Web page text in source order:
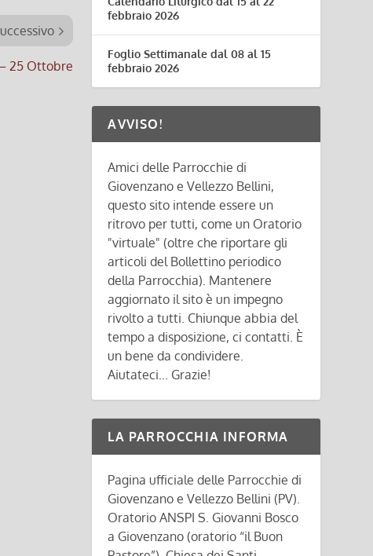
25 Ottobre
febbraio 2026
Foglio Settimanale dal 08 al 15
febbraio 2026
AVVISO!
Amici delle Parrocchie di
Giovenzano e Vellezzo Bellini,
questo sito intende essere un
ritrovo per tutti, come un Oratorio
"virtuale" (oltre che riportare gli
articoli del Bollettino periodico
della Parrocchia). Mantenere
aggiornato il sito è un impegno
rivolto a tutti. Chiunque abbia del
tempo a disposizione, ci contatti. È
un bene da condividere.
Aiutateci... Grazie!
LA PARROCCHIA INFORMA
Pagina ufficiale delle Parrocchie di
Giovenzano e Vellezzo Bellini (PV).
Oratorio ANSPI S. Giovanni Bosco
a Giovenzano (oratorio “il Buon